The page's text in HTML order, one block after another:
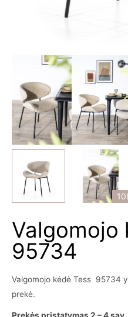
Valgomojo
95734
Valgomojo kėdė Tess 95734
prekė.
Prekės pristatymas 2 – 4 sav.